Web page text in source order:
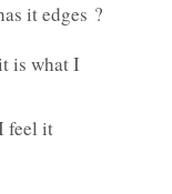
it edges ?
is what I
feel it